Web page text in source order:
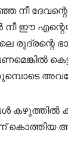
നീ ദേവന്റെ
ഈ
രുദ്രന്റെ
കഴുത്തിൽ
കൊത്തിയ ആ